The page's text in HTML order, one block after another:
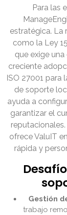
Para las
estratégica. La
como la Ley
que exige
creciente
ISO 27001 para
de soporte
ayuda a
garantizar el
ofrece ValuIT
rápida y
Gestión
trabajo